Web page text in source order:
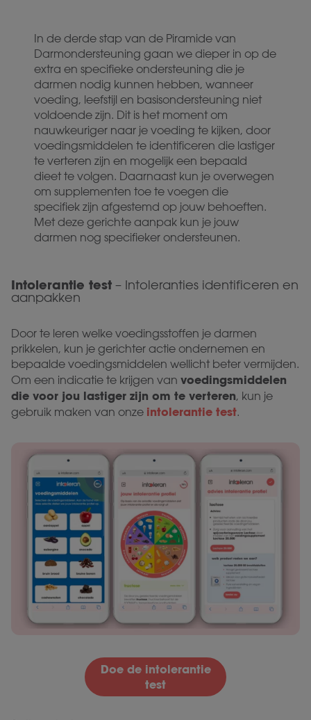
In de derde stap van de Piramide van
Darmondersteuning gaan we dieper in op de
extra en specifieke ondersteuning die je
darmen nodig kunnen hebben, wanneer
voeding, leefstijl en basisondersteuning niet
voldoende zijn. Dit is het moment om
nauwkeuriger naar je voeding te kijken, door
voedingsmiddelen te identificeren die lastiger
te verteren zijn en mogelijk een bepaald
dieet te volgen. Daarnaast kun je overwegen
om supplementen toe te voegen die
specifiek zijn afgestemd op jouw behoeften.
Met deze gerichte aanpak kun je jouw
darmen nog specifieker ondersteunen.
Intolerantie test – Intoleranties identificeren en
aanpakken
Door te leren welke voedingsstoffen je darmen
prikkelen, kun je gerichter actie ondernemen en
bepaalde voedingsmiddelen wellicht beter vermijden.
Om een indicatie te krijgen van voedingsmiddelen
die voor jou lastiger zijn om te verteren, kun je
gebruik maken van onze intolerantie test.
Doe de intolerantie
test